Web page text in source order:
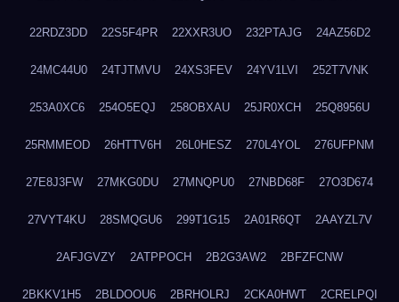
22RDZ3DD 22S5F4PR 22XXR3UO 232PTAJG 24AZ56D2
24MC44U0 24TJTMVU 24XS3FEV 24YV1LVI 252T7VNK
253A0XC6 254O5EQJ 258OBXAU 25JR0XCH 25Q8956U
25RMMEOD 26HTTV6H 26L0HESZ 270L4YOL 276UFPNM
27E8J3FW 27MKG0DU 27MNQPU0 27NBD68F 27O3D674
27VYT4KU 28SMQGU6 299T1G15 2A01R6QT 2AAYZL7V
2AFJGVZY 2ATPPOCH 2B2G3AW2 2BFZFCNW
2BKKV1H5 2BLDOOU6 2BRHOLRJ 2CKA0HWT 2CRELPQI